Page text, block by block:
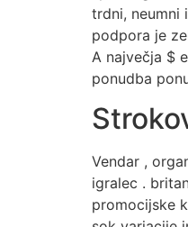
trdni, neumni
podpora je
A največja $
ponudba
Vendar ,
igralec .
promocijske